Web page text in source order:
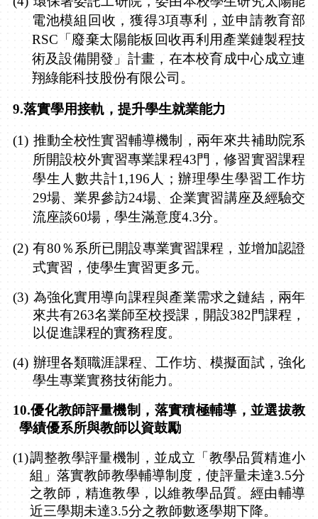
電池模組回收，獲得3項專利，並申請教育部
RSC 「廢棄太陽能板回收再利用產業鏈製程技
術及設備開發」計畫，在本校育成中心成立連
翔綠能科技股份有限公司。
9.落實學用接軌，提升學生就業能力
(1) 推動全校性實習輔導機制，兩年來共補助院系
所開設校外實習專業課程43門，修習實習課程
學生人數共計1,196 人；辦理學生學習工作坊
29場、業界參訪24場、企業實習講座及經驗交
流座談60場，學生滿意度4.3分。
(2) 有80％系所已開設專業實習課程，並增加認證
式實習，使學生實習更多元。
(3) 為強化實用導向課程與產業需求之鏈結，兩年
來共有263名業師至校授課，開設382門課程，
以促進課程的實務程度。
(4) 辦理各類職涯課程、工作坊、模擬面試，強化
學生專業實務技術能力。
10.優化教師評量機制，落實積極輔導，並選拔教
學績優系所與教師以資鼓勵
(1)調整教學評量機制，並成立「教學品質精進小
組」落實教師教學輔導制度，使評量未達3.5分
之教師，精進教學，以維教學品質。經由輔導
近三學期未達3.5分之教師數逐學期下降。